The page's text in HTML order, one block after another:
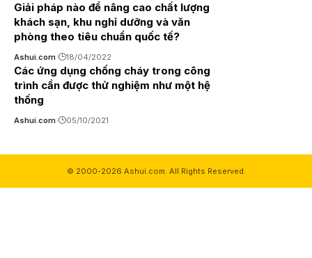
Giải pháp nào để nâng cao chất lượng
khách sạn, khu nghỉ dưỡng và văn
phòng theo tiêu chuẩn quốc tế?
Ashui.com 18/04/2022
Các ứng dụng chống cháy trong công
trình cần được thử nghiệm như một hệ
thống
Ashui.com 05/10/2021
© 2000-2026 Ashui.com. All Rights Reserved.